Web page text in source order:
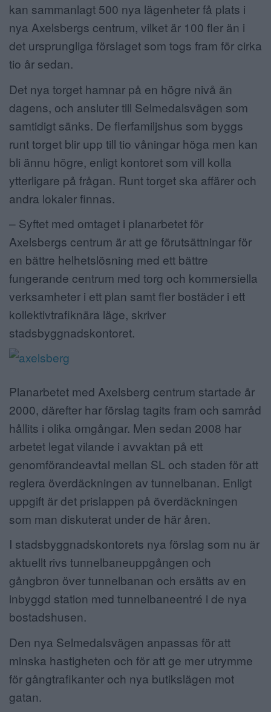
kan sammanlagt 500 nya lägenheter få plats i
nya Axelsbergs centrum, vilket är 100 fler än i
det ursprungliga förslaget som togs fram för cirka
tio år sedan.
Det nya torget hamnar på en högre nivå än
dagens, och ansluter till Selmedalsvägen som
samtidigt sänks. De flerfamiljshus som byggs
runt torget blir upp till tio våningar höga men kan
bli ännu högre, enligt kontoret som vill kolla
ytterligare på frågan. Runt torget ska affärer och
andra lokaler finnas.
– Syftet med omtaget i planarbetet för
Axelsbergs centrum är att ge förutsättningar för
en bättre helhetslösning med ett bättre
fungerande centrum med torg och kommersiella
verksamheter i ett plan samt fler bostäder i ett
kollektivtrafiknära läge, skriver
stadsbyggnadskontoret.
Planarbetet med Axelsberg centrum startade år
2000, därefter har förslag tagits fram och samråd
hållits i olika omgångar. Men sedan 2008 har
arbetet legat vilande i avvaktan på ett
genomförandeavtal mellan SL och staden för att
reglera överdäckningen av tunnelbanan. Enligt
uppgift är det prislappen på överdäckningen
som man diskuterat under de här åren.
I stadsbyggnadskontorets nya förslag som nu är
aktuellt rivs tunnelbaneuppgången och
gångbron över tunnelbanan och ersätts av en
inbyggd station med tunnelbaneentré i de nya
bostadshusen.
Den nya Selmedalsvägen anpassas för att
minska hastigheten och för att ge mer utrymme
för gångtrafikanter och nya butikslägen mot
gatan.